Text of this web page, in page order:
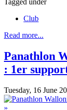
Tagged under
Club
Read more...
Panathlon
: 1er
Tuesday, 16 June